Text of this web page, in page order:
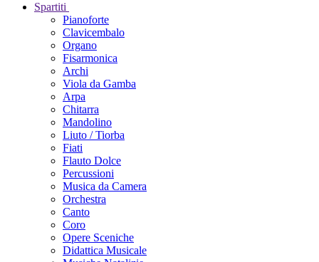
Spartiti
Pianoforte
Clavicembalo
Organo
Fisarmonica
Archi
Viola da Gamba
Arpa
Chitarra
Mandolino
Liuto / Tiorba
Fiati
Flauto Dolce
Percussioni
Musica da Camera
Orchestra
Canto
Coro
Opere Sceniche
Didattica Musicale